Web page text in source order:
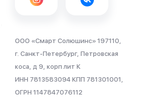
ООО «Смарт Солюшинс» 197110,
г. Санкт-Петербург, Петровская
коса, д 9, корп лит К
ИНН 7813583094 КПП 781301001,
ОГРН 1147847076112